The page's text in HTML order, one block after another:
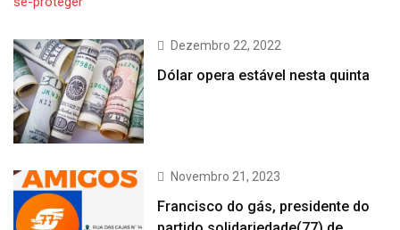
Dezembro 22, 2022
Dólar opera estável nesta quinta
Novembro 21, 2023
Francisco do gás, presidente do